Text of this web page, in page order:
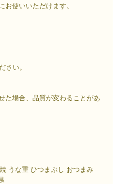
お使いいただけます。
さい。
た場合、品質が変わることがあ
うな重 ひつまぶし おつまみ